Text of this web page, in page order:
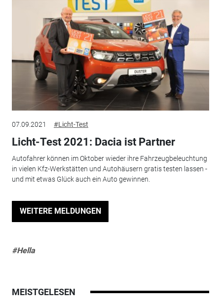
07.09.2021 #Licht-Test
Licht-Test 2021: Dacia ist Partner
Autofahrer können im Oktober wieder ihre Fahrzeugbeleuchtung
in vielen Kfz-Werkstätten und Autohäusern gratis testen lassen -
und mit etwas Glück auch ein Auto gewinnen.
WEITERE MELDUNGEN
#Hella
MEISTGELESEN